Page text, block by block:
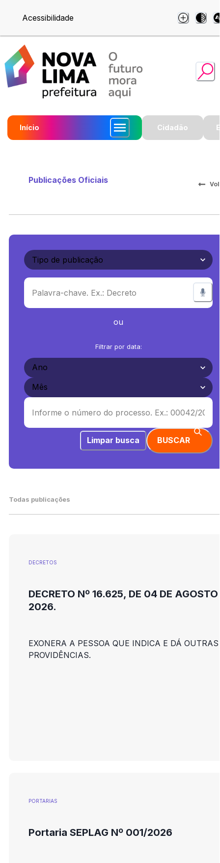
Acessibilidade
Início Cidadão
Publicações Oficiais
ou
Filtrar por data:
Limpar busca BUSCAR
Todas publicações
DECRETOS
DECRETO Nº 16.625, DE 04 DE AGOSTO
2026.
EXONERA A PESSOA QUE INDICA E DÁ OUTRAS
PROVIDÊNCIAS.
PORTARIAS
Portaria SEPLAG Nº 001/2026